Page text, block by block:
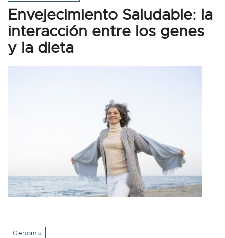
Envejecimiento Saludable: la
interacción entre los genes
y la dieta
Genoma